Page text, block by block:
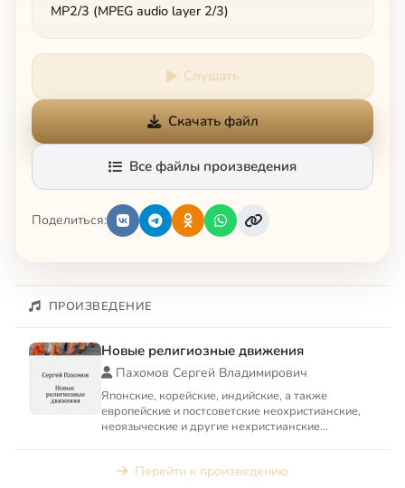
MP2/3 (MPEG audio layer 2/3)
Слушать
Скачать файл
Все файлы произведения
Поделиться:
ПРОИЗВЕДЕНИЕ
Новые религиозные движения
Пахомов Сергей Владимирович
Японские, корейские, индийские, а также
европейские и постсоветские неохристианские,
неоязыческие и другие нехристианские
Перейти к произведению